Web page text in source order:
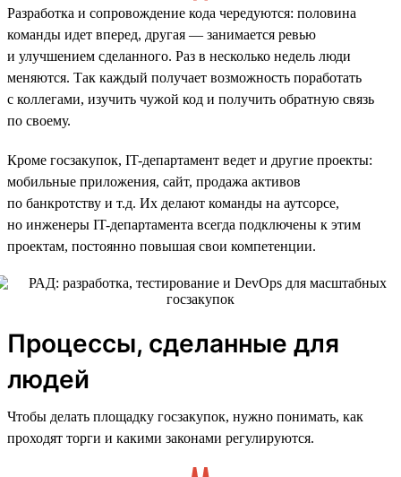
Разработка и сопровождение кода чередуются: половина
команды идет вперед, другая — занимается ревью
и улучшением сделанного. Раз в несколько недель люди
меняются. Так каждый получает возможность поработать
с коллегами, изучить чужой код и получить обратную связь
по своему.
Кроме госзакупок, IT-департамент ведет и другие проекты:
мобильные приложения, сайт, продажа активов
по банкротству и т.д. Их делают команды на аутсорсе,
но инженеры IT-департамента всегда подключены к этим
проектам, постоянно повышая свои компетенции.
Процессы, сделанные для
людей
Чтобы делать площадку госзакупок, нужно понимать, как
проходят торги и какими законами регулируются.